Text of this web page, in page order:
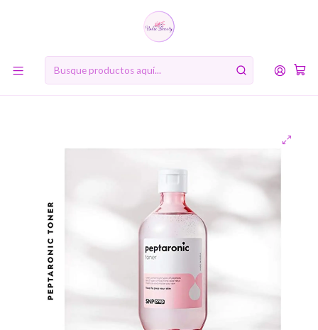
10% de descuento en tu primera compra online. Código: BIENVENIDA10
Prep Peptaronic Toner (SNP) - 320ml Tónico hidratante anti
envejecimiento pieles sensibles y deshidratadas